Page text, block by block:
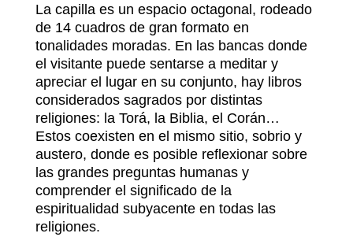
La capilla es un espacio octagonal, rodeado
de 14 cuadros de gran formato en
tonalidades moradas. En las bancas donde
el visitante puede sentarse a meditar y
apreciar el lugar en su conjunto, hay libros
considerados sagrados por distintas
religiones: la Torá, la Biblia, el Corán…
Estos coexisten en el mismo sitio, sobrio y
austero, donde es posible reflexionar sobre
las grandes preguntas humanas y
comprender el significado de la
espiritualidad subyacente en todas las
religiones.